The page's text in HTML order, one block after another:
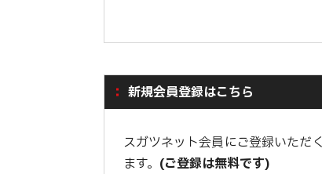
新規会員登録はこちら
スガツネット会員にご登録いただ
ます。 (ご登録は無料です)